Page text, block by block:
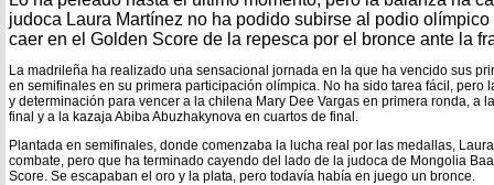
judoca Laura Martínez no ha podido subirse al podio
caer en el Golden Score de la repesca por el bronce ante la
La madrileña ha realizado una sensacional jornada en la que ha vencido sus
en semifinales en su primera participación olímpica. No ha sido tarea fácil, pero
y determinación para vencer a la chilena Mary Dee Vargas en primera ronda, a
final y a la kazaja Abiba Abuzhakynova en cuartos de final.
Plantada en semifinales, donde comenzaba la lucha real por las medallas,
combate, pero que ha terminado cayendo del lado de la judoca de Mongolia
Score. Se escapaban el oro y la plata, pero todavía había en juego un bronce.